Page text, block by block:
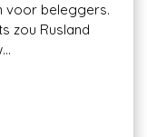
voor beleggers.
zou Rusland